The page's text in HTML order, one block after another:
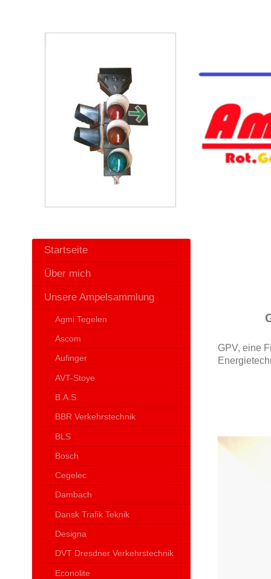
GPV, eine
Startseite
Über mich
Unsere Ampelsammlung
Agmi Tegelen
Ascom
Aufinger
AVT-Stoye
B.A.S.
BBR Verkehrstechnik
BLS
Bosch
Cegelec
Dambach
Dansk Trafik Teknik
Designa
DVT Dresdner Verkehrstechnik
Econolite